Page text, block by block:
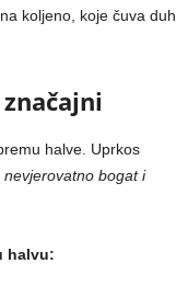
koljeno, koje čuva duh
halve. Uprkos
nevjerovatno bogat i
halvu: